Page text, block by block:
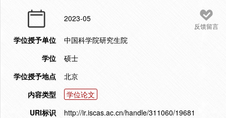
反馈留言
2023-05
学位授予单位
中国科学院研究生院
学位
硕士
学位授予地点
北京
内容类型
学位论文
URI标识
http://ir.iscas.ac.cn/handle/311060/19681